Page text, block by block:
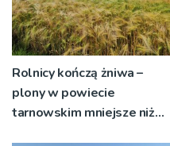
Rolnicy kończą żniwa –
plony w powiecie
tarnowskim mniejsze niż